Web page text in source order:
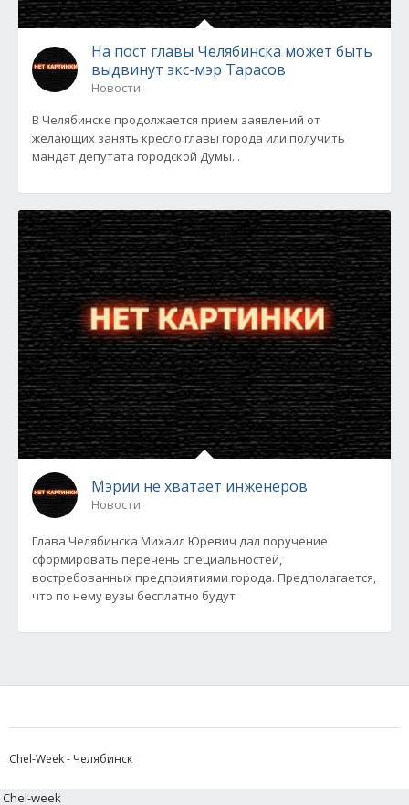
На пост главы Челябинска может быть
выдвинут экс-мэр Тарасов
Новости
В Челябинске продолжается прием заявлений от
желающих занять кресло главы города или получить
мандат депутата городской Думы...
Мэрии не хватает инженеров
Новости
Глава Челябинска Михаил Юревич дал поручение
сформировать перечень специальностей,
востребованных предприятиями города. Предполагается,
что по нему вузы бесплатно будут
Chel-Week - Челябинск
Chel-week